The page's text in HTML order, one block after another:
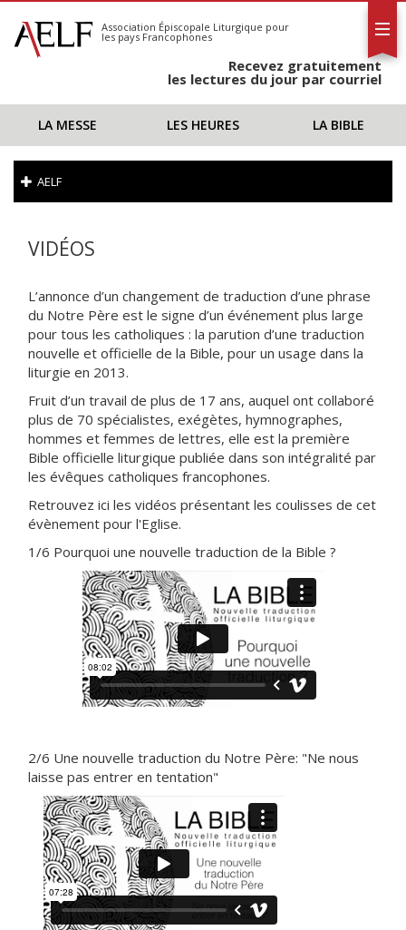
S'abonner
Calendrier
Association Épiscopale Liturgique pour
les pays Francophones
Recevez gratuitement
les lectures du jour par courriel
LA MESSE LES HEURES LA BIBLE
AELF
VIDÉOS
L’annonce d’un changement de traduction d’une phrase
du Notre Père est le signe d’un événement plus large
pour tous les catholiques : la parution d’une traduction
nouvelle et officielle de la Bible, pour un usage dans la
liturgie en 2013.
Fruit d’un travail de plus de 17 ans, auquel ont collaboré
plus de 70 spécialistes, exégètes, hymnographes,
hommes et femmes de lettres, elle est la première
Bible officielle liturgique publiée dans son intégralité par
les évêques catholiques francophones.
Retrouvez ici les vidéos présentant les coulisses de cet
évènement pour l'Eglise.
1/6 Pourquoi une nouvelle traduction de la Bible ?
2/6 Une nouvelle traduction du Notre Père: "Ne nous
laisse pas entrer en tentation"